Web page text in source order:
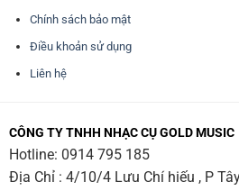
Chính sách bảo mật
Điều khoản sử dụng
Liên hệ
CÔNG TY TNHH NHẠC CỤ GOLD MUSIC
Hotline: 0914 795 185
Địa Chỉ : 4/10/4 Lưu Chí hiếu , P